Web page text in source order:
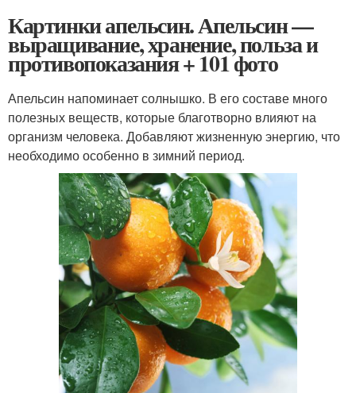
Картинки апельсин. Апельсин —
выращивание, хранение, польза и
противопоказания + 101 фото
Апельсин напоминает солнышко. В его составе много
полезных веществ, которые благотворно влияют на
организм человека. Добавляют жизненную энергию, что
необходимо особенно в зимний период.